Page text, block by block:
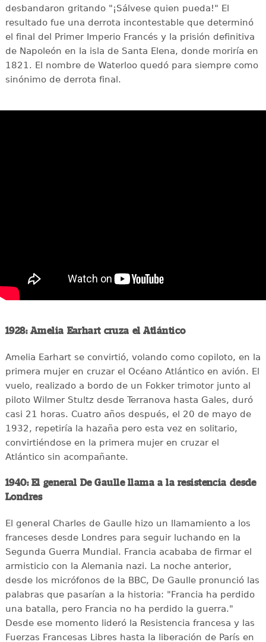
desbandaron gritando "¡Sálvese quien pueda!" El
resultado fue una derrota incontestable que determinó
el final del Primer Imperio Francés y la prisión definitiva
de Napoleón en la isla de Santa Elena, donde moriría en
1821. El nombre de Waterloo quedó para siempre como
sinónimo de derrota final.
1928: Amelia Earhart cruza el Atlántico
Amelia Earhart se convirtió, volando como copiloto, en la
primera mujer en cruzar el Océano Atlántico en avión. El
vuelo, realizado a bordo de un Fokker trimotor junto al
piloto Wilmer Stultz desde Terranova hasta Gales, duró
casi 21 horas. Cuatro años después, el 20 de mayo de
1932, repetiría la hazaña pero esta vez en solitario,
convirtiéndose en la primera mujer en cruzar el
Atlántico sin acompañante.
1940: El general De Gaulle llama a la resistencia desde
Londres
El general Charles de Gaulle hizo un llamamiento a los
franceses desde Londres para seguir luchando en la
Segunda Guerra Mundial. Francia acababa de firmar el
armisticio con la Alemania nazi. La noche anterior,
desde los micrófonos de la BBC, De Gaulle pronunció las
palabras que pasarían a la historia: "Francia ha perdido
una batalla, pero Francia no ha perdido la guerra."
Desde ese momento lideró la Resistencia francesa y las
Fuerzas Francesas Libres hasta la liberación de París en